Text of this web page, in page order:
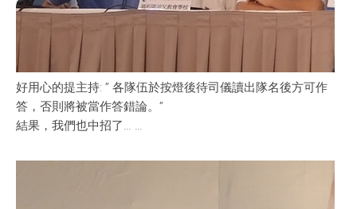
好用心的提主持: ” 各隊伍於按燈後待司儀讀出隊名後方可作
答，否則將被當作答錯論。”
結果，我們也中招了… …